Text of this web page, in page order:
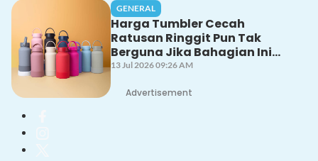
GENERAL
Harga Tumbler Cecah
Ratusan Ringgit Pun Tak
Berguna Jika Bahagian Ini
Tak Dicuci Dengan Betul!
13 Jul 2026 09:26 AM
Advertisement